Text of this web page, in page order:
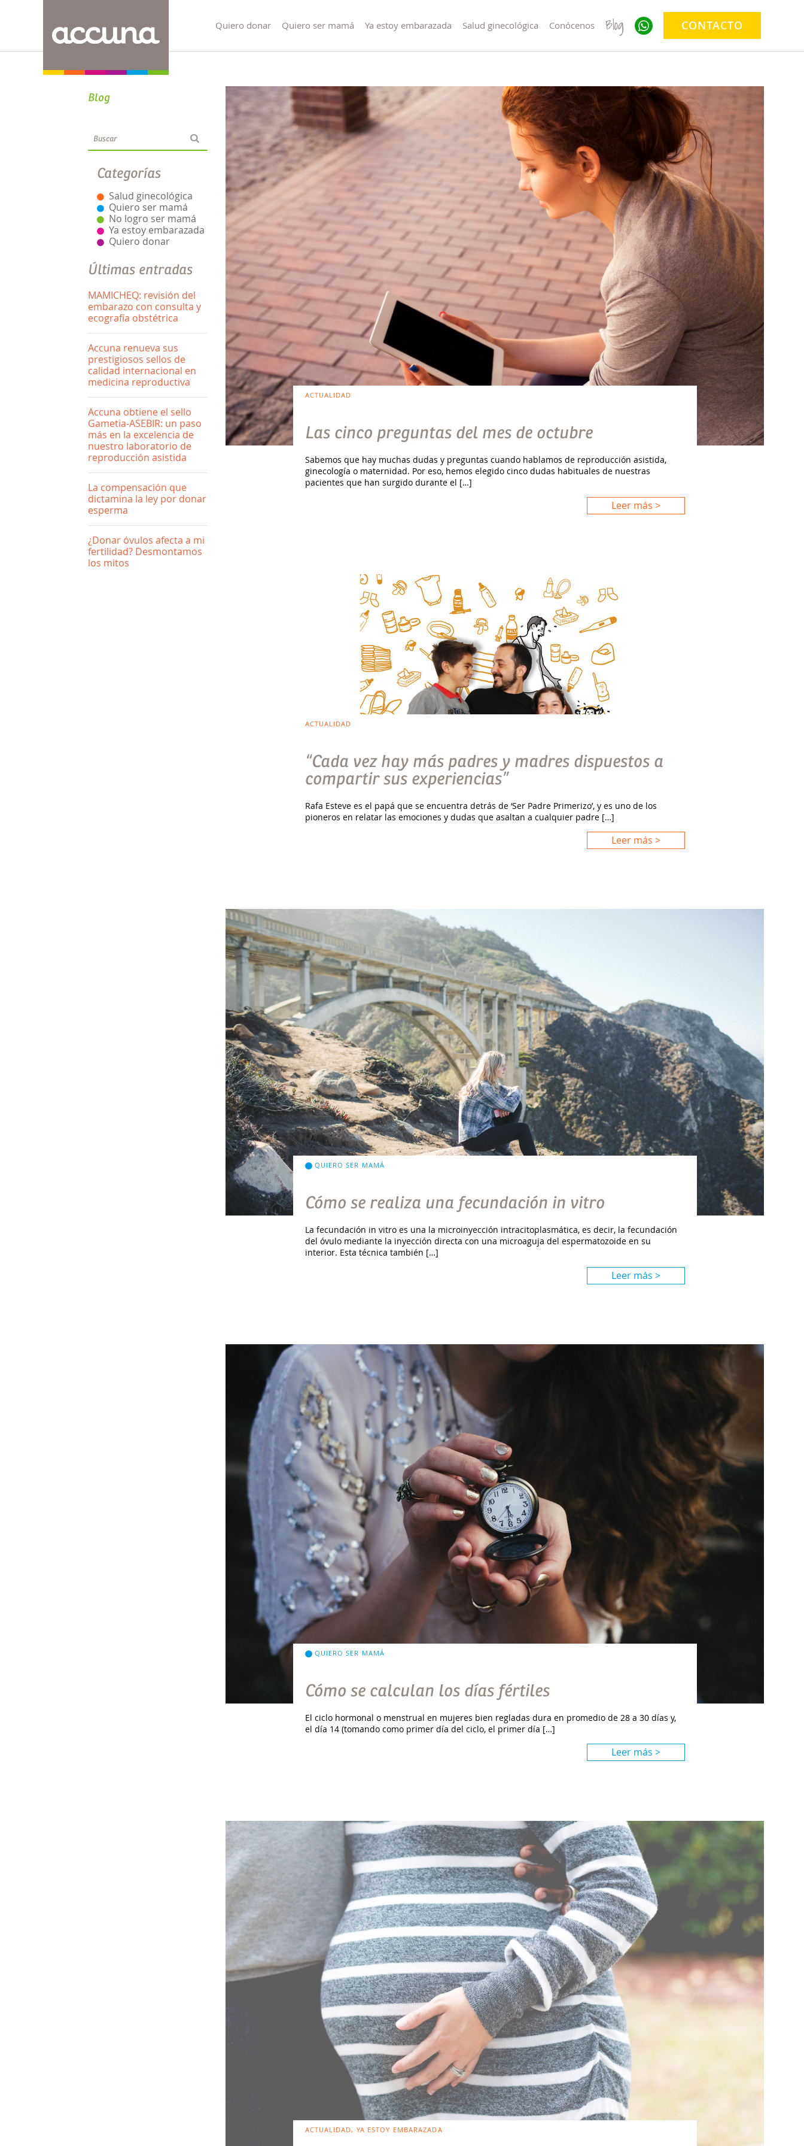
Quiero donar Quiero ser mamá Ya estoy embarazada Salud ginecológica Conócenos Blog CONTACTO
Blog
Categorías
Salud ginecológica
Quiero ser mamá
No logro ser mamá
Ya estoy embarazada
Quiero donar
Últimas entradas
MAMICHEQ: revisión del
embarazo con consulta y
ecografía obstétrica
Accuna renueva sus
prestigiosos sellos de
calidad internacional en
medicina reproductiva
Accuna obtiene el sello
Gametia-ASEBIR: un paso
más en la excelencia de
nuestro laboratorio de
reproducción asistida
La compensación que
dictamina la ley por donar
esperma
¿Donar óvulos afecta a mi
fertilidad? Desmontamos
los mitos
ACTUALIDAD
Las cinco preguntas del mes de octubre
Sabemos que hay muchas dudas y preguntas cuando hablamos de reproducción asistida,
ginecología o maternidad. Por eso, hemos elegido cinco dudas habituales de nuestras
pacientes que han surgido durante el […]
Leer más >
ACTUALIDAD
“Cada vez hay más padres y madres dispuestos a
compartir sus experiencias”
Rafa Esteve es el papá que se encuentra detrás de ‘Ser Padre Primerizo’, y es uno de los
pioneros en relatar las emociones y dudas que asaltan a cualquier padre […]
Leer más >
QUIERO SER MAMÁ
Cómo se realiza una fecundación in vitro
La fecundación in vitro es una la microinyección intracitoplasmática, es decir, la fecundación
del óvulo mediante la inyección directa con una microaguja del espermatozoide en su
interior. Esta técnica también […]
Leer más >
QUIERO SER MAMÁ
Cómo se calculan los días fértiles
El ciclo hormonal o menstrual en mujeres bien regladas dura en promedio de 28 a 30 días y,
el día 14 (tomando como primer día del ciclo, el primer día […]
Leer más >
ACTUALIDAD, YA ESTOY EMBARAZADA